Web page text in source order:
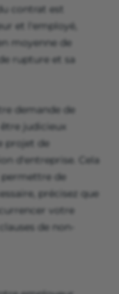
contrat est
et l'employé,
moyenne de
rupture et sa
demande de
judicieux
projet de
d'entreprise. Cela
de
précisez que
votre
de non-